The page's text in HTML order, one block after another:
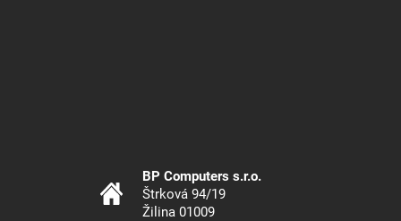
BP Computers s.r.o.
Štrková 94/19
Žilina 01009